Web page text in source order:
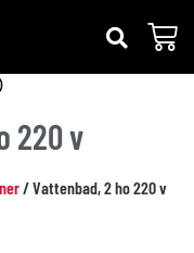
220 v
/ Vattenbad, 2 ho 220 v